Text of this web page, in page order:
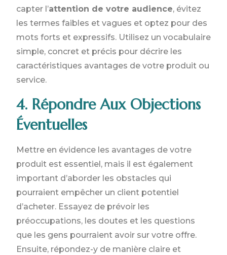
capter l’attention de votre audience, évitez
les termes faibles et vagues et optez pour des
mots forts et expressifs. Utilisez un vocabulaire
simple, concret et précis pour décrire les
caractéristiques avantages de votre produit ou
service.
4. Répondre Aux Objections
Éventuelles
Mettre en évidence les avantages de votre
produit est essentiel, mais il est également
important d’aborder les obstacles qui
pourraient empêcher un client potentiel
d’acheter. Essayez de prévoir les
préoccupations, les doutes et les questions
que les gens pourraient avoir sur votre offre.
Ensuite, répondez-y de manière claire et